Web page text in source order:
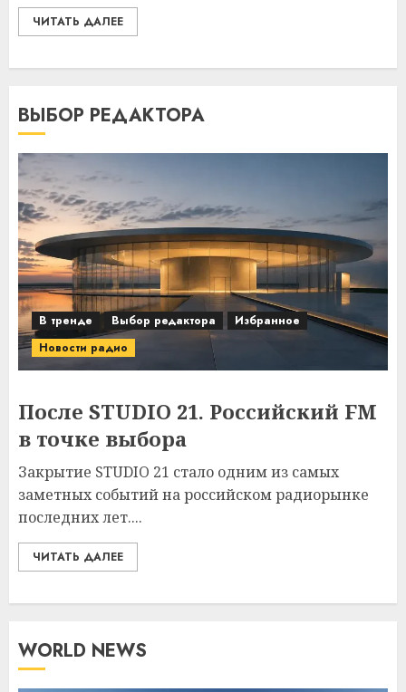
ЧИТАТЬ ДАЛЕЕ
ВЫБОР РЕДАКТОРА
В тренде Выбор редактора
Избранное
Новости радио
После STUDIO 21. Российский FM
в точке выбора
Закрытие STUDIO 21 стало одним из самых
заметных событий на российском радиорынке
последних лет....
ЧИТАТЬ ДАЛЕЕ
WORLD NEWS